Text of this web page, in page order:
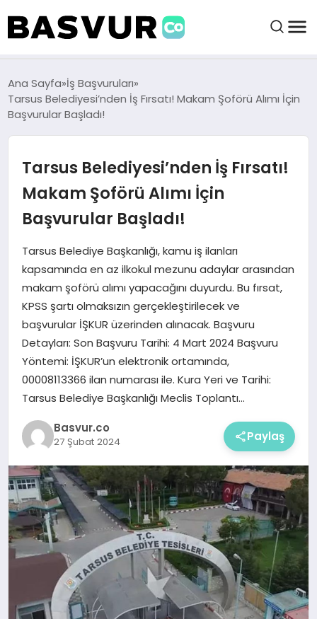
BAŞVURULAR
BAYILIKLER
HABERLER
KRIPTO HABER
Ana Sayfa İş Başvuruları
Tarsus Belediyesi’nden İş Fırsatı! Makam Şoförü Alımı İçin
Başvurular Başladı!
Tarsus Belediyesi’nden İş Fırsatı!
Makam Şoförü Alımı İçin
Başvurular Başladı!
Tarsus Belediye Başkanlığı, kamu iş ilanları
kapsamında en az ilkokul mezunu adaylar arasından
makam şoförü alımı yapacağını duyurdu. Bu fırsat,
KPSS şartı olmaksızın gerçekleştirilecek ve
başvurular İŞKUR üzerinden alınacak. Başvuru
Detayları: Son Başvuru Tarihi: 4 Mart 2024 Başvuru
Yöntemi: İŞKUR’un elektronik ortamında,
00008113366 ilan numarası ile. Kura Yeri ve Tarihi:
Tarsus Belediye Başkanlığı Meclis Toplantı…
Basvur.co
27 Şubat 2024 Paylaş